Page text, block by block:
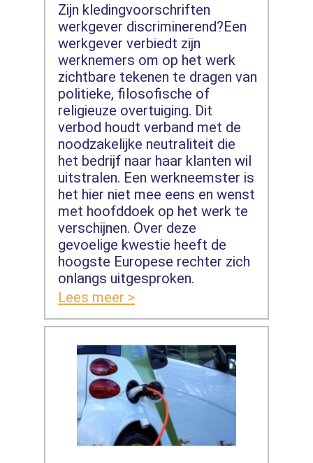
Zijn kledingvoorschriften
werkgever discriminerend?Een
werkgever verbiedt zijn
werknemers om op het werk
zichtbare tekenen te dragen van
politieke, filosofische of
religieuze overtuiging. Dit
verbod houdt verband met de
noodzakelijke neutraliteit die
het bedrijf naar haar klanten wil
uitstralen. Een werkneemster is
het hier niet mee eens en wenst
met hoofddoek op het werk te
verschijnen. Over deze
gevoelige kwestie heeft de
hoogste Europese rechter zich
onlangs uitgesproken.
Lees meer >